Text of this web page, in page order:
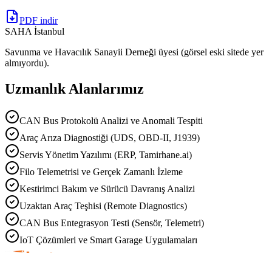
PDF indir
SAHA İstanbul
Savunma ve Havacılık Sanayii Derneği üyesi (görsel eski sitede yer
almıyordu).
Uzmanlık Alanlarımız
CAN Bus Protokolü Analizi ve Anomali Tespiti
Araç Arıza Diagnostiği (UDS, OBD-II, J1939)
Servis Yönetim Yazılımı (ERP, Tamirhane.ai)
Filo Telemetrisi ve Gerçek Zamanlı İzleme
Kestirimci Bakım ve Sürücü Davranış Analizi
Uzaktan Araç Teşhisi (Remote Diagnostics)
CAN Bus Entegrasyon Testi (Sensör, Telemetri)
IoT Çözümleri ve Smart Garage Uygulamaları